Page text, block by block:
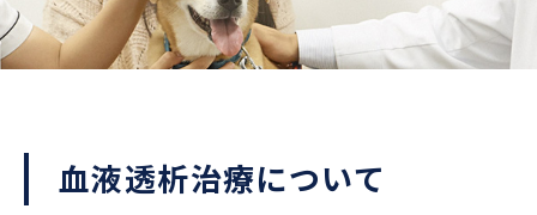
血液透析治療について